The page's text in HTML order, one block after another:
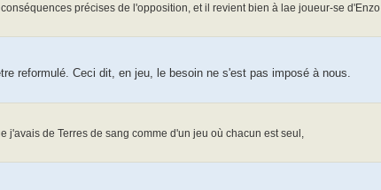
précises de l'opposition, et il revient bien à lae joueur-se d'Enzo
reformulé. Ceci dit, en jeu, le besoin ne s'est pas imposé à nous.
de Terres de sang comme d'un jeu où chacun est seul,